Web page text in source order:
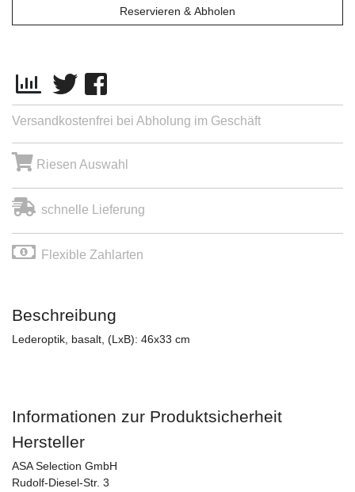
Reservieren & Abholen
Versandkostenfrei bei Abholung im Geschäft
Riesen Auswahl
schnelle Lieferung
Flexible Zahlarten
Beschreibung
Lederoptik, basalt, (LxB): 46x33 cm
Informationen zur Produktsicherheit
Hersteller
ASA Selection GmbH
Rudolf-Diesel-Str. 3